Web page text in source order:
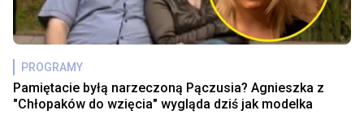
PROGRAMY
Pamiętacie byłą narzeczoną Pączusia? Agnieszka z
"Chłopaków do wzięcia" wygląda dziś jak modelka